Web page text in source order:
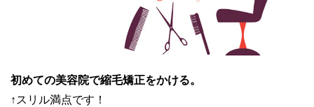
初めての美容院で縮毛矯正をかける。
↑スリル満点です！